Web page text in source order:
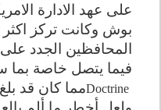
بوش وكانت تركز اكثر
المحافظين الجدد
فيما يتصل خاصة
Doctrineمما كان قد